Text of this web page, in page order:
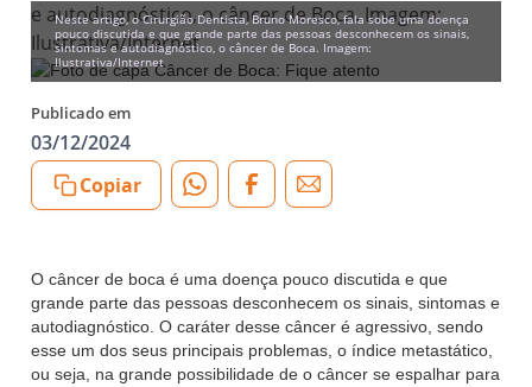
e autodiagnóstico, o câncer de Boca. Imagem:
Ilustrativa/Internet
Neste artigo, o Cirurgião Dentista, Bruno Moresco, fala sobe uma doença
pouco discutida e que grande parte das pessoas desconhecem os sinais,
sintomas e autodiagnóstico, o câncer de Boca. Imagem:
Ilustrativa/Internet
Publicado em
03/12/2024
Copiar
O câncer de boca é uma doença pouco discutida e que
grande parte das pessoas desconhecem os sinais, sintomas e
autodiagnóstico. O caráter desse câncer é agressivo, sendo
esse um dos seus principais problemas, o índice metastático,
ou seja, na grande possibilidade de o câncer se espalhar para